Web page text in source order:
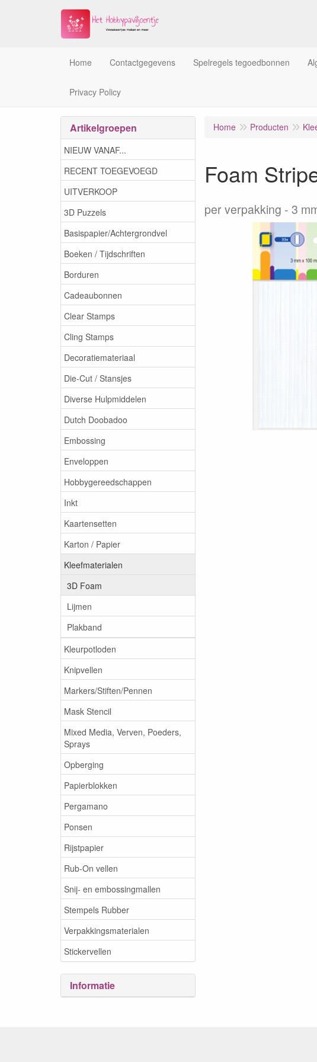
Home Contactgegevens Spelregels tegoedbonnen
Privacy Policy
Artikelgroepen
NIEUW VANAF...
RECENT TOEGEVOEGD
UITVERKOOP
3D Puzzels
Basispapier/Achtergrondvel
Boeken / Tijdschriften
Borduren
Cadeaubonnen
Clear Stamps
Cling Stamps
Decoratiemateriaal
Die-Cut / Stansjes
Diverse Hulpmiddelen
Dutch Doobadoo
Embossing
Enveloppen
Hobbygereedschappen
Inkt
Kaartensetten
Karton / Papier
Kleefmaterialen
3D Foam
Lijmen
Plakband
Kleurpotloden
Knipvellen
Markers/Stiften/Pennen
Mask Stencil
Mixed Media, Verven, Poeders,
Sprays
Opberging
Papierblokken
Pergamano
Ponsen
Rijstpapier
Rub-On vellen
Snij- en embossingmallen
Stempels Rubber
Verpakkingsmaterialen
Stickervellen
Informatie
Home Producten
Foam
per verpakking 3